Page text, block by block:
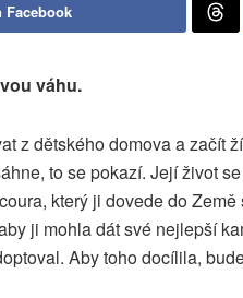
Facebook
váhu.
z dětského domova a začít
to se pokazí. Její život
který ji dovede do
ji mohla dát své nejlepší
Aby toho docílila,